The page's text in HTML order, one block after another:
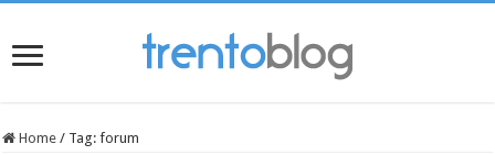
Home / Tag:forum